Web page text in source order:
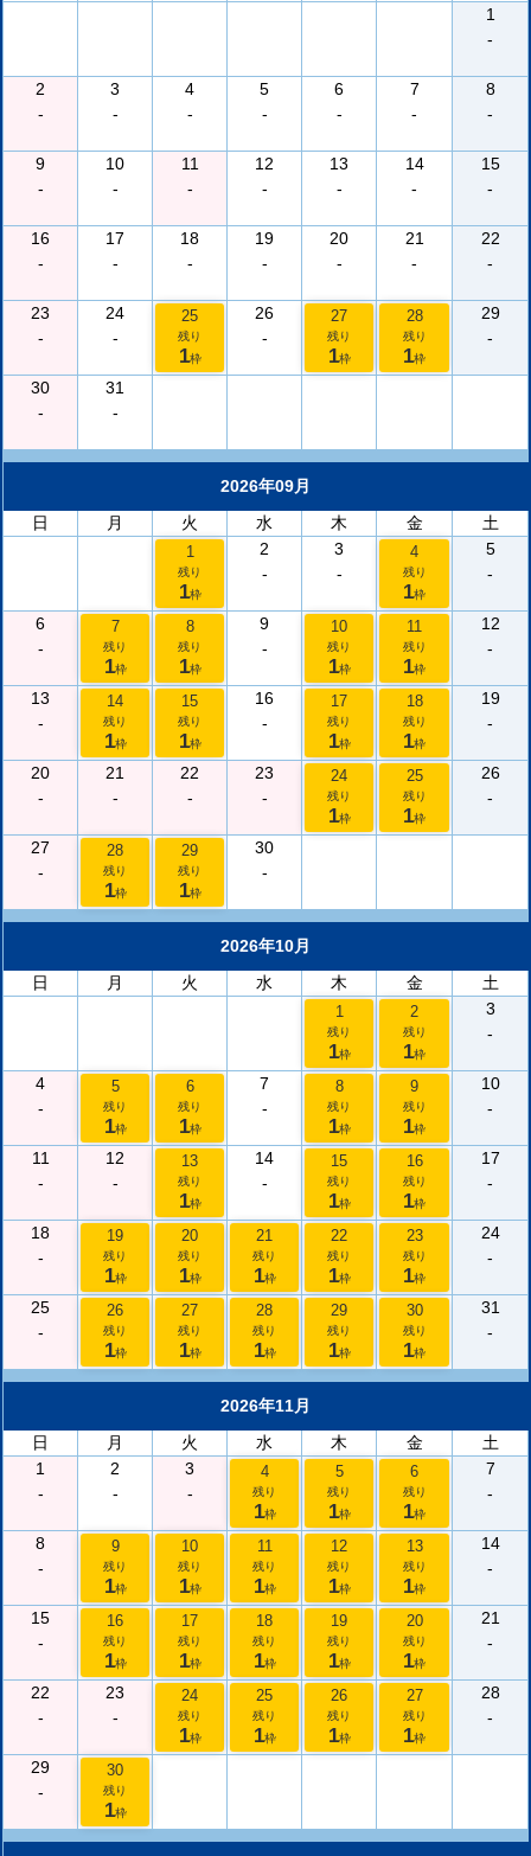
1
-
2
-
3
-
4
-
5
-
6
-
7
-
8
-
9
-
10
-
11
-
12
-
13
-
14
-
15
-
16
-
17
-
18
-
19
-
20
-
21
-
22
-
23
-
24
-
25
残り
1枠
26
-
27
残り
1枠
28
残り
1枠
29
-
30
-
31
-
2026年09月
日
月 火 水 木 金 土
1
残り
1枠
2
-
3
-
4
残り
1枠
5
-
6
-
7
残り
1枠
8
残り
1枠
9
-
10
残り
1枠
11
残り
1枠
12
-
13
-
14
残り
1枠
15
残り
1枠
16
-
17
残り
1枠
18
残り
1枠
19
-
20
-
21
-
22
-
23
-
24
残り
1枠
25
残り
1枠
26
-
27
-
28
残り
1枠
29
残り
1枠
30
-
2026年10月
日
月 火 水 木 金 土
1
残り
1枠
2
残り
1枠
3
-
4
-
5
残り
1枠
6
残り
1枠
7
-
8
残り
1枠
9
残り
1枠
10
-
11
-
12
-
13
残り
1枠
14
-
15
残り
1枠
16
残り
1枠
17
-
18
-
19
残り
1枠
20
残り
1枠
21
残り
1枠
22
残り
1枠
23
残り
1枠
24
-
25
-
26
残り
1枠
27
残り
1枠
28
残り
1枠
29
残り
1枠
30
残り
1枠
31
-
2026年11月
日
月 火 水 木 金
土
1
-
2
-
3
-
4
残り
1枠
5
残り
1枠
6
残り
1枠
7
-
8
-
9
残り
1枠
10
残り
1枠
11
残り
1枠
12
残り
1枠
13
残り
1枠
14
-
15
-
16
残り
1枠
17
残り
1枠
18
残り
1枠
19
残り
1枠
20
残り
1枠
21
-
22
-
23
-
24
残り
1枠
25
残り
1枠
26
残り
1枠
27
残り
1枠
28
-
29
-
30
残り
1枠